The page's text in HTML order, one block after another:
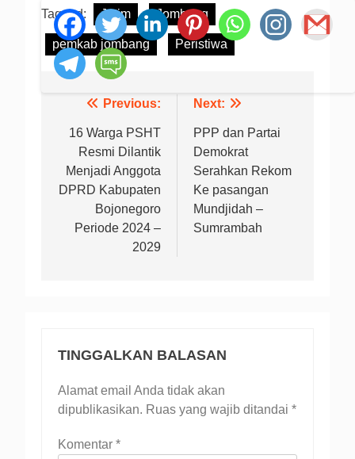
Tagged: Jatim Jombang
pemkab jombang Peristiwa
Navigasi
pos
Previous:
16 Warga PSHT
Resmi Dilantik
Menjadi Anggota
DPRD Kabupaten
Bojonegoro
Periode 2024 –
2029
Next:
PPP dan Partai
Demokrat
Serahkan Rekom
Ke pasangan
Mundjidah –
Sumrambah
TINGGALKAN BALASAN
Alamat email Anda tidak akan
dipublikasikan. Ruas yang wajib ditandai *
Komentar *